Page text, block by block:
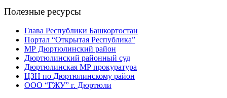
Полезные ресурсы
Глава Республики Башкортостан
Портал “Открытая Республика”
МР Дюртюлинский район
Дюртюлинский районный суд
Дюртюлинская МР прокуратура
ЦЗН по Дюртюлинскому район
ООО “ГЖУ” г. Дюртюли